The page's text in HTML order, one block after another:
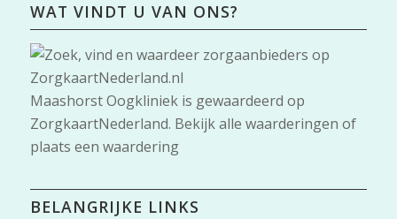
WAT VINDT U VAN ONS?
Maashorst Oogkliniekis gewaardeerd op
ZorgkaartNederland. Bekijk alle waarderingen of
plaats een waardering
BELANGRIJKE LINKS